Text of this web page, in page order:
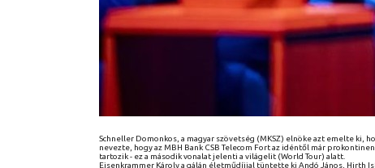
Schneller Domonkos, a magyar szövetség (MKSZ) elnöke azt emelte ki,
nevezte, hogy az MBH Bank CSB Telecom Fort az idéntől már
tartozik - ez a második vonalat jelenti a világelit (World Tour) alatt.
Eisenkrammer Károly a gálán életműdíjjal tüntette ki Andó János, Hirth